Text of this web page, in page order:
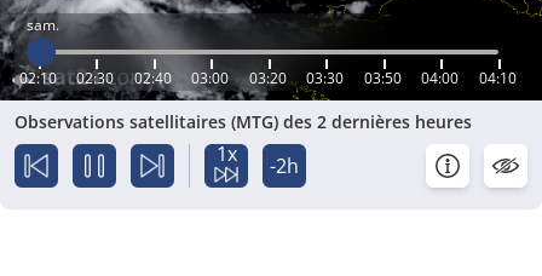
sam.
02:10 02:30 02:40 03:00 03:20 03:30 03:50 04:00 04:10
Observations satellitaires (MTG) des 2 dernières heures
1x -2h